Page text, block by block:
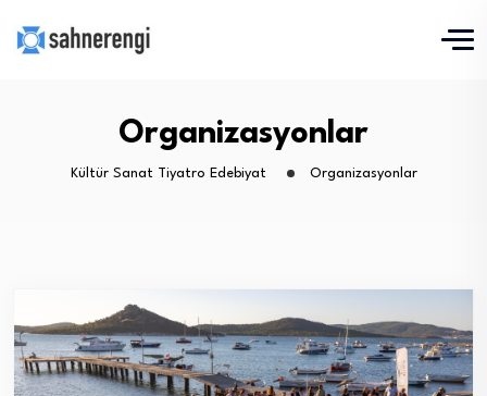
Organizasyonlar
Kültür Sanat Tiyatro Edebiyat Organizasyonlar